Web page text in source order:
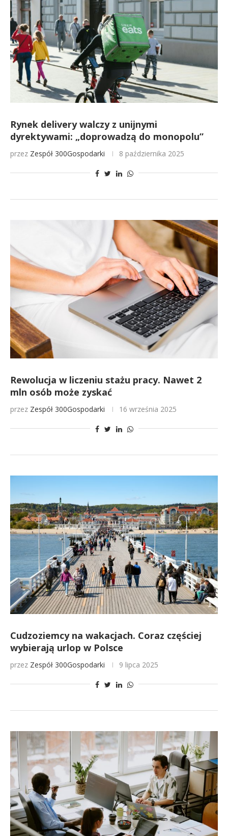
Rynek delivery walczy z unijnymi
dyrektywami: „doprowadzą do monopolu”
przez Zespół 300Gospodarki 8 października 2025
Rewolucja w liczeniu stażu pracy. Nawet 2
mln osób może zyskać
przez Zespół 300Gospodarki 16 września 2025
Cudzoziemcy na wakacjach. Coraz częściej
wybierają urlop w Polsce
przez Zespół 300Gospodarki 9 lipca 2025